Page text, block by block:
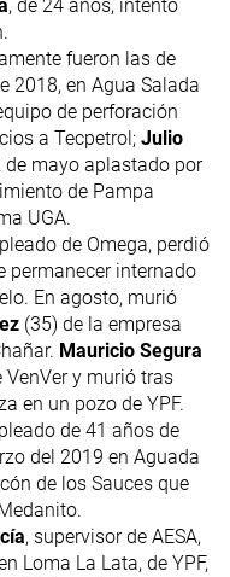
, de 24 años, intentó
fueron las de
2018, en Agua Salada
de perforación
a Tecpetrol; Julio
de mayo aplastado por
de Pampa
UGA.
de Omega, perdió
permanecer internado
En agosto, murió
(35) de la empresa
Mauricio Segura
y murió tras
en un pozo de YPF.
de 41 años de
del 2019 en Aguada
de los Sauces que
, supervisor de AESA,
Loma La Lata, de YPF,